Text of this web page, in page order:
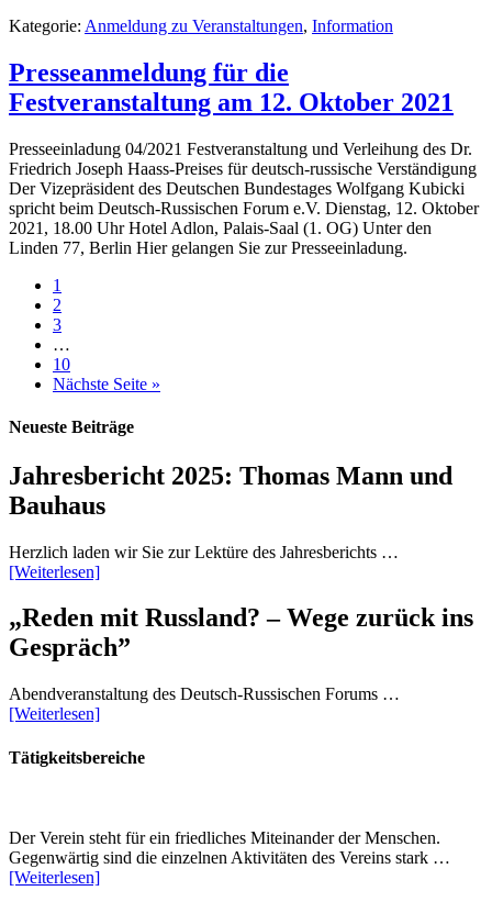
Kategorie: Anmeldung zu Veranstaltungen, Information
Presseanmeldung für die
Festveranstaltung am 12. Oktober 2021
Presseeinladung 04/2021 Festveranstaltung und Verleihung des Dr.
Friedrich Joseph Haass-Preises für deutsch-russische Verständigung
Der Vizepräsident des Deutschen Bundestages Wolfgang Kubicki
spricht beim Deutsch-Russischen Forum e.V. Dienstag, 12. Oktober
2021, 18.00 Uhr Hotel Adlon, Palais-Saal (1. OG) Unter den
Linden 77, Berlin Hier gelangen Sie zur Presseeinladung.
1
2
3
…
10
Nächste Seite »
Neueste Beiträge
Jahresbericht 2025: Thomas Mann und
Bauhaus
Herzlich laden wir Sie zur Lektüre des Jahresberichts …
[Weiterlesen]
„Reden mit Russland? – Wege zurück ins
Gespräch”
Abendveranstaltung des Deutsch-Russischen Forums …
[Weiterlesen]
Tätigkeitsbereiche
Der Verein steht für ein friedliches Miteinander der Menschen.
Gegenwärtig sind die einzelnen Aktivitäten des Vereins stark …
[Weiterlesen]